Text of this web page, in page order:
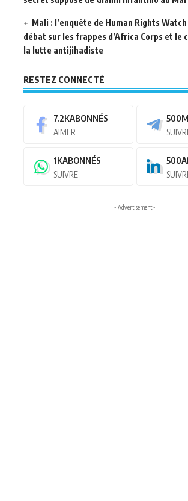
Mali : l’enquête de Human Rights
débat sur les frappes d’Africa Corps et le
la lutte antijihadiste
RESTEZ CONNECTÉ
7.2KABONNÉS
AIMER
500
1KABONNÉS
SUIVRE
500
- Advertisement -